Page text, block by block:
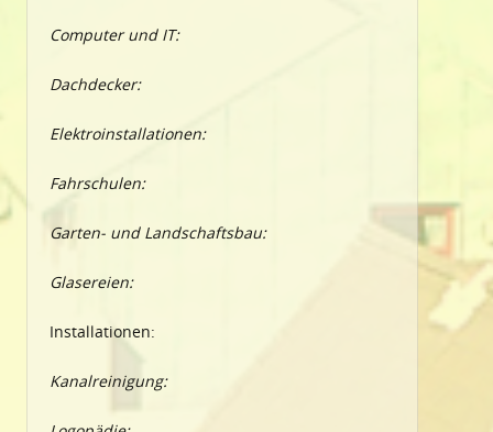
Computer und IT:
Dachdecker:
Elektroinstallationen:
Fahrschulen:
Garten- und Landschaftsbau:
Glasereien:
Installationen:
Kanalreinigung: